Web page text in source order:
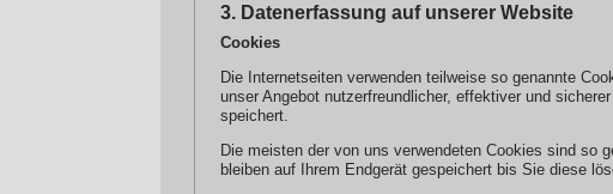
3. Datenerfassung auf unserer Website
Cookies
Die Internetseiten verwenden teilweise so genannte
unser Angebot nutzerfreundlicher, effektiver und
speichert.
Die meisten der von uns verwendeten Cookies sind so
bleiben auf Ihrem Endgerät gespeichert bis Sie diese